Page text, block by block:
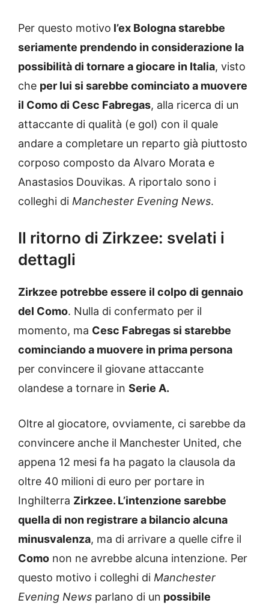
Per questo motivo l’ex Bologna starebbe
seriamente prendendo in considerazione la
possibilità di tornare a giocare in Italia, visto
che per lui si sarebbe cominciato a muovere
il Como di Cesc Fabregas, alla ricerca di un
attaccante di qualità (e gol) con il quale
andare a completare un reparto già piuttosto
corposo composto da Alvaro Morata e
Anastasios Douvikas. A riportalo sono i
colleghi di Manchester Evening News.
Il ritorno di Zirkzee: svelati i
dettagli
Zirkzee potrebbe essere il colpo di gennaio
del Como. Nulla di confermato per il
momento, ma Cesc Fabregas si starebbe
cominciando a muovere in prima persona
per convincere il giovane attaccante
olandese a tornare in Serie A.
Oltre al giocatore, ovviamente, ci sarebbe da
convincere anche il Manchester United, che
appena 12 mesi fa ha pagato la clausola da
oltre 40 milioni di euro per portare in
Inghilterra Zirkzee. L’intenzione sarebbe
quella di non registrare a bilancio alcuna
minusvalenza, ma di arrivare a quelle cifre il
Como non ne avrebbe alcuna intenzione. Per
questo motivo i colleghi di Manchester
Evening News parlano di un possibile